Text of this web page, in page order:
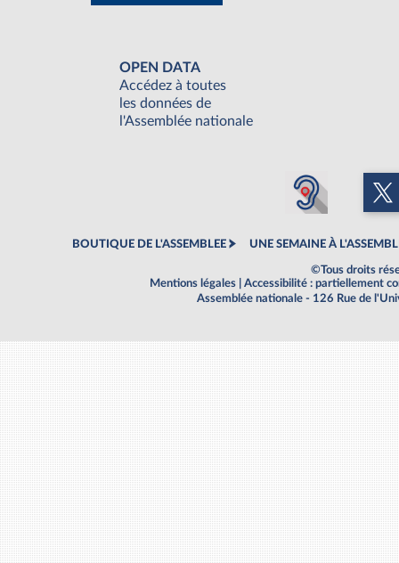
OPEN DATA
Accédez à toutes
les données de
l'Assemblée nationale
BOUTIQUE DE L'ASSEMBLEE UNE SEMAINE À
©Tous droits
Mentions légales
Accessibilité : partiellement
Assemblée nationale - 126 Rue de